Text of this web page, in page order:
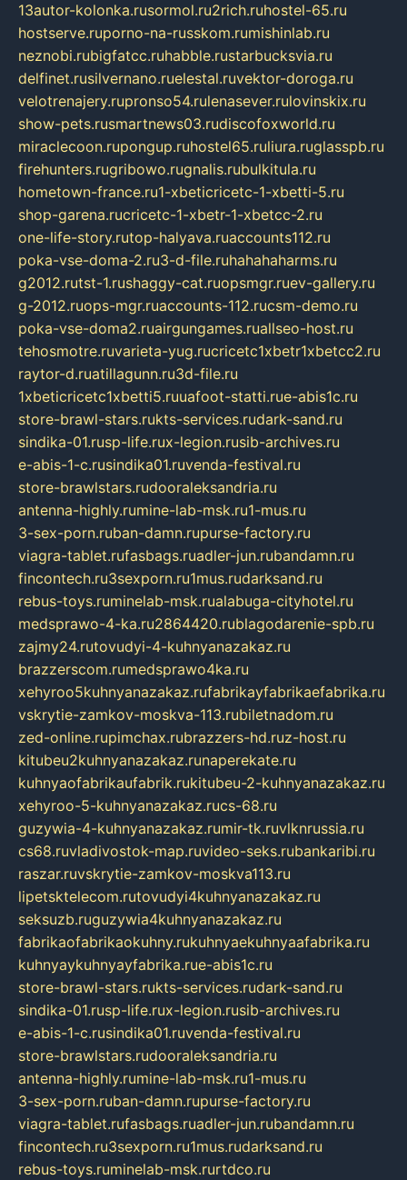
13autor-kolonka.rusormol.ru2rich.ruhostel-65.ru
hostserve.ruporno-na-russkom.rumishinlab.ru
neznobi.rubigfatcc.ruhabble.rustarbucksvia.ru
delfinet.rusilvernano.ruelestal.ruvektor-doroga.ru
velotrenajery.rupronso54.rulenasever.rulovinskix.ru
show-pets.rusmartnews03.rudiscofoxworld.ru
miraclecoon.rupongup.ruhostel65.ruliura.ruglasspb.ru
firehunters.rugribowo.rugnalis.rubulkitula.ru
hometown-france.ru1-xbeticricetc-1-xbetti-5.ru
shop-garena.rucricetc-1-xbetr-1-xbetcc-2.ru
one-life-story.rutop-halyava.ruaccounts112.ru
poka-vse-doma-2.ru3-d-file.ruhahahaharms.ru
g2012.rutst-1.rushaggy-cat.ruopsmgr.ruev-gallery.ru
g-2012.ruops-mgr.ruaccounts-112.rucsm-demo.ru
poka-vse-doma2.ruairgungames.ruallseo-host.ru
tehosmotre.ruvarieta-yug.rucricetc1xbetr1xbetcc2.ru
raytor-d.ruatillagunn.ru3d-file.ru
1xbeticricetc1xbetti5.ruuafoot-statti.rue-abis1c.ru
store-brawl-stars.rukts-services.rudark-sand.ru
sindika-01.rusp-life.rux-legion.rusib-archives.ru
e-abis-1-c.rusindika01.ruvenda-festival.ru
store-brawlstars.rudooraleksandria.ru
antenna-highly.rumine-lab-msk.ru1-mus.ru
3-sex-porn.ruban-damn.rupurse-factory.ru
viagra-tablet.rufasbags.ruadler-jun.rubandamn.ru
fincontech.ru3sexporn.ru1mus.rudarksand.ru
rebus-toys.ruminelab-msk.rualabuga-cityhotel.ru
medsprawo-4-ka.ru2864420.rublagodarenie-spb.ru
zajmy24.rutovudyi-4-kuhnyanazakaz.ru
brazzerscom.rumedsprawo4ka.ru
xehyroo5kuhnyanazakaz.rufabrikayfabrikaefabrika.ru
vskrytie-zamkov-moskva-113.rubiletnadom.ru
zed-online.rupimchax.rubrazzers-hd.ruz-host.ru
kitubeu2kuhnyanazakaz.runaperekate.ru
kuhnyaofabrikaufabrik.rukitubeu-2-kuhnyanazakaz.ru
xehyroo-5-kuhnyanazakaz.rucs-68.ru
guzywia-4-kuhnyanazakaz.rumir-tk.ruvlknrussia.ru
cs68.ruvladivostok-map.ruvideo-seks.rubankaribi.ru
raszar.ruvskrytie-zamkov-moskva113.ru
lipetsktelecom.rutovudyi4kuhnyanazakaz.ru
seksuzb.ruguzywia4kuhnyanazakaz.ru
fabrikaofabrikaokuhny.rukuhnyaekuhnyaafabrika.ru
kuhnyaykuhnyayfabrika.rue-abis1c.ru
store-brawl-stars.rukts-services.rudark-sand.ru
sindika-01.rusp-life.rux-legion.rusib-archives.ru
e-abis-1-c.rusindika01.ruvenda-festival.ru
store-brawlstars.rudooraleksandria.ru
antenna-highly.rumine-lab-msk.ru1-mus.ru
3-sex-porn.ruban-damn.rupurse-factory.ru
viagra-tablet.rufasbags.ruadler-jun.rubandamn.ru
fincontech.ru3sexporn.ru1mus.rudarksand.ru
rebus-toys.ruminelab-msk.rurtdco.ru